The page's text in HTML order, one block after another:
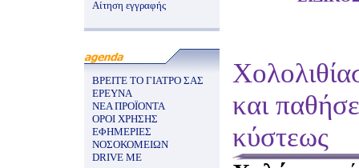
Αίτηση εγγραφής
ΒΡΕΙΤΕ ΤΟ ΓΙΑΤΡΟ ΣΑΣ
ΕΡΕΥΝΑ
ΝΕΑ ΠΡΟΪΟΝΤΑ
ΟΡΟΙ ΧΡΗΣΗΣ
ΕΦΗΜΕΡΙΕΣ
ΝΟΣΟΚΟΜΕΙΩΝ
DRIVE ME
και
κύστεως